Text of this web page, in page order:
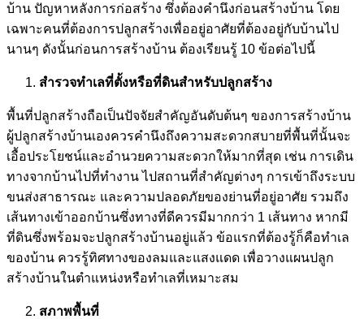
บ้าน ปัญหาหลังการก่อสร้าง ซึ่งต้องคำนึงก่อนสร้างบ้าน โดย
เฉพาะคนที่ต้องการปลูกสร้างเพื่ออยู่อาศัยที่ต้องอยู่กับบ้านไป
นานๆ ดังนั้นก่อนการสร้างบ้าน ต้องเรียนรู้ 10 ข้อต่อไปนี้
สำรวจทำเลที่ตั้งหรือที่ดินสำหรับปลูกสร้าง
พื้นที่ปลูกสร้างถือเป็นปัจจัยสำคัญอันดับต้นๆ ของการสร้างบ้าน
ผู้ปลูกสร้างบ้านเองควรคำนึงถึงความสะดวกสบายที่พื้นที่นั้นจะ
เอื้อประโยชน์และอำนวยความสะดวกให้มากที่สุด เช่น การเดิน
ทางจากบ้านไปที่ทำงาน ไปสถานที่สำคัญต่างๆ การเข้าถึงระบบ
ขนส่งสาธารณะ และความปลอดภัยของย่านที่อยู่อาศัย รวมถึง
เส้นทางเข้าออกบ้านซึ่งทางที่ดีควรมีมากกว่า 1 เส้นทาง หากมี
ที่ดินซึ่งพร้อมจะปลูกสร้างบ้านอยู่แล้ว ข้อแรกที่ต้องรู้ก็คือทำเล
ของบ้าน ควรรู้ทิศทางของลมและแสงแดด เพื่อวางแผนปลูก
สร้างบ้านในตำแหน่งหรือทำเลที่เหมาะสม
สภาพพื้นที่